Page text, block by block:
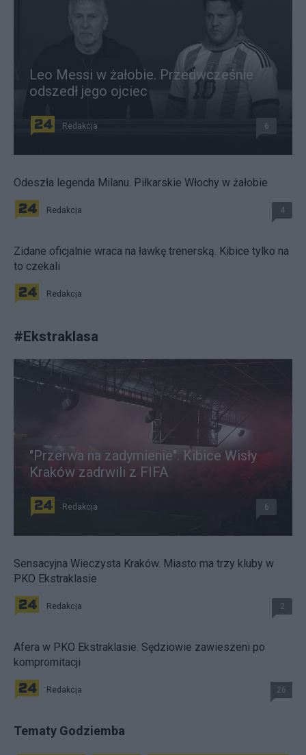
Leo Messi w żałobie. Przedwcześnie
odszedł jego ojciec
Redakcja 6
Odeszła legenda Milanu. Piłkarskie Włochy w żałobie
Redakcja 4
Zidane oficjalnie wraca na ławkę trenerską. Kibice tylko na
to czekali
Redakcja
#Ekstraklasa
"Przerwa na zadymienie". Kibice Wisły
Kraków zadrwili z FIFA
Redakcja 6
Sensacyjna Wieczysta Kraków. Miasto ma trzy kluby w
PKO Ekstraklasie
Redakcja 2
Afera w PKO Ekstraklasie. Sędziowie zawieszeni po
kompromitacji
Redakcja 26
Tematy Godziemba